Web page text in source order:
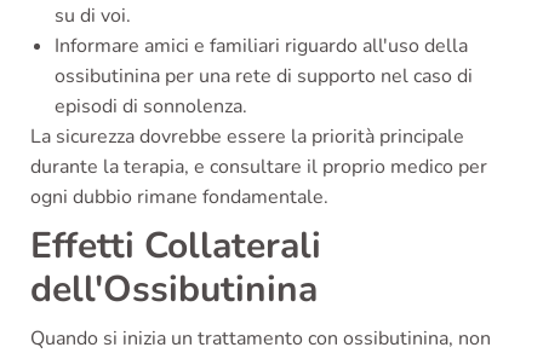
su di voi.
Informare amici e familiari riguardo all'uso della
ossibutinina per una rete di supporto nel caso di
episodi di sonnolenza.
La sicurezza dovrebbe essere la priorità principale
durante la terapia, e consultare il proprio medico per
ogni dubbio rimane fondamentale.
Effetti Collaterali
dell'Ossibutinina
Quando si inizia un trattamento con ossibutinina, non